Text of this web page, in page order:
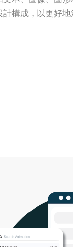
計構成，以更好